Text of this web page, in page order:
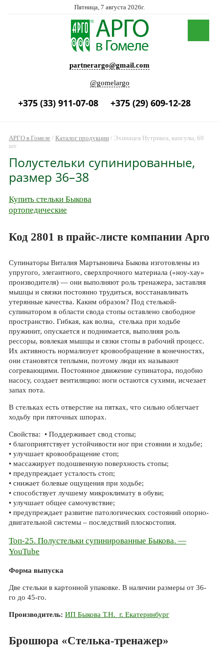
Пятница, 7 августа 2026г.
partnerargo@gmail.com
@gomelargo
+375 (33) 911-07-08 +375 (29) 609-12-28
АРГО в Гомеле/ Каталог продукции/ Эхинацея Нутрикеа, капсулы, 60
шт
Полустельки супинированные,
размер 36–38
Купить стельки Быкова
ортопедические
Код 2801 в прайс-листе компании Арго
Супинаторы Виталия Мартыновича Быкова изготовлены из
упругого, элегантного, сверхпрочного материала («ноу-хау»
производителя) — они выполняют роль тренажера, заставляя
мышцы и связки постоянно трудиться, восстанавливать
утерянные качества. Каким образом? Под стелькой-
супинатором в области свода стопы оставлено свободное
пространство. Гибкая, как волна, стелька при ходьбе
пружинит, опускается и поднимается, выполняя роль
рессоры, вовлекая мышцы и свзки стопы в рабочий процесс.
Их активность нормализует кровообращение в конечностях,
они становятся теплыми, поэтому люди их называют
согревающими. Постоянное движение супинатора, подобно
насосу, создает вентиляцию: ноги остаются сухими, исчезает
запах пота.
В стельках есть отверстие на пятках, что сильно облегчает
ходьбу при пяточных шпорах.
Свойства: • Поддерживает свод стопы;
• благоприятствует устойчивости ног при стоянии и ходьбе;
• улучшает кровообращение стоп;
• массажирует подошвенную поверхность стопы;
• предупреждает усталость стоп;
• снижает болевые ощущения при ходьбе;
• способствует лучшему микроклимату в обуви;
• улучшает общее самочувствие;
• предупреждает развитие патологических состояний опорно-
двигательной системы – последствий плоскостопия.
Топ-25. Полустельки супинированные Быкова. —
YouTube
Форма выпуска
Две стельки в картонной упаковке. В наличии размеры от 36-
го до 45-го.
Производитель: ИП Быкова Т.Н. г. Екатеринбург
Брошюра «Стелька-тренажер»